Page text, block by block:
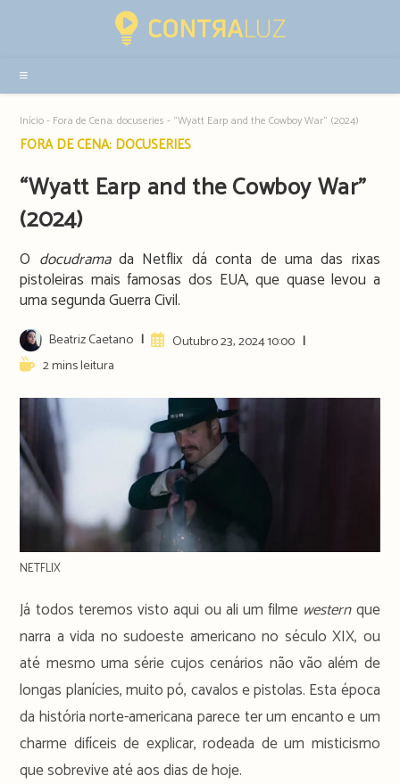
sidebar
Início- Fora de Cena: docuseries - “Wyatt Earp and the Cowboy War” (2024)
Post
FORA DE CENA: DOCUSERIES
“Wyatt Earp and the Cowboy War”
(2024)
O docudramada Netflix dá conta de uma das rixas
pistoleiras mais famosas dos EUA, que quase levou a
uma segunda Guerra Civil.
Post
author:
Beatriz Caetano
ArtigoOutubro 23, 2024 10:00
Reading2 mins leitura
NETFLIX
Já todos teremos visto aqui ou ali um filme westernque
narra a vida no sudoeste americano no século XIX, ou
até mesmo uma série cujos cenários não vão além de
longas planícies, muito pó, cavalos e pistolas. Esta época
da história norte-americana parece ter um encanto e um
charme difíceis de explicar, rodeada de um misticismo
que sobrevive até aos dias de hoje.